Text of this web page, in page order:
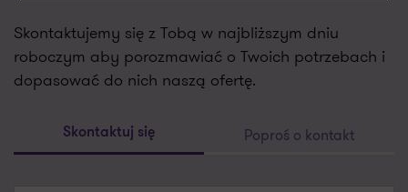
Skontaktujemy się z Tobą w najbliższym dniu
roboczym aby porozmawiać o Twoich potrzebach i
dopasować do nich naszą ofertę.
Skontaktuj się Poproś o kontakt